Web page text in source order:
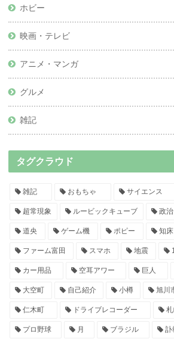
ホビー
映画・テレビ
アニメ・マンガ
グルメ
雑記
タグクラウド
雑記 おもちゃ サイエンス
超常現象 ルービックキューブ 政治
道央 ゲーム機 ポピー 知床
ファーム富田 スマホ 地震
カー用品 空耳アワー 巨人
大空町 自己紹介 小樽 旭川
仁木町 ドライブレコーダー
プロ野球 月 ブラジル 訃